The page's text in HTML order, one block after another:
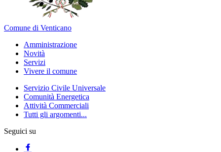
Comune di Venticano
Amministrazione
Novità
Servizi
Vivere il comune
Servizio Civile Universale
Comunità Energetica
Attività Commerciali
Tutti gli argomenti...
Seguici su